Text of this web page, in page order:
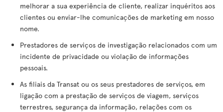
melhorar a sua experiência de cliente, realizar inquéritos aos
clientes ou enviar-lhe comunicações de marketing em nosso
nome.
Prestadores de serviços de investigação relacionados com um
incidente de privacidade ou violação de informações
pessoais.
As filiais da Transat ou os seus prestadores de serviços, em
ligação com a prestação de serviços de viagem, serviços
terrestres, segurança da informação, relações com os